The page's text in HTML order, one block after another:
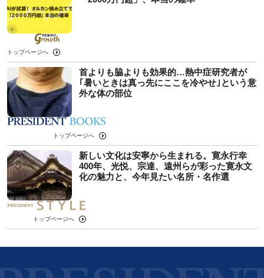
トップページへ
首よりも脇よりも効果的…熱中症研究者が
｢暑いときは真っ先にここを冷やせ｣という意
外な体の部位
トップページへ
新しい文化は安寧から生まれる。寛永行幸
400年、光悦、宗達、遠州らが彩った寛永文
化の魅力と、今年見たい名所・名作選
トップページへ